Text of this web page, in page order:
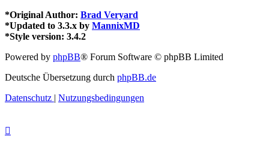
*Original Author: Brad Veryard
*Updated to 3.3.x by MannixMD
*Style version: 3.4.2
Powered by phpBB® Forum Software © phpBB Limited
Deutsche Übersetzung durch phpBB.de
Datenschutz | Nutzungsbedingungen